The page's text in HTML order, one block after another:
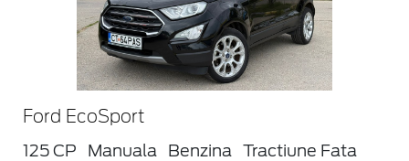
Ford EcoSport
125 CP Manuala Benzina
Tractiune Fata